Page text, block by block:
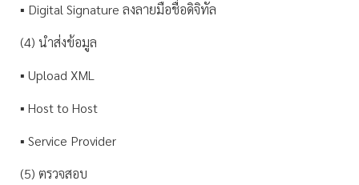
▪️ Digital Signature ลงลายมือชื่อดิจิทัล
(4) นำส่งข้อมูล
▪️ Upload XML
▪️ Host to Host
▪️ Service Provider
(5) ตรวจสอบ